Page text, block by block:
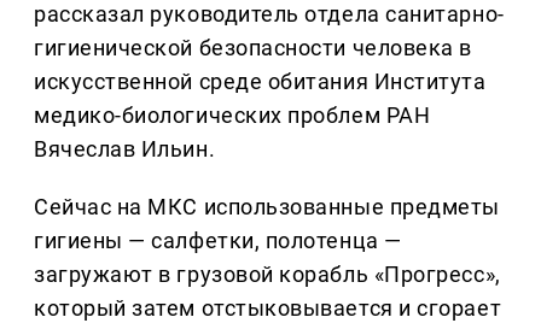
рассказал руководитель отдела санитарно-
гигиенической безопасности человека в
искусственной среде обитания Института
медико-биологических проблем РАН
Вячеслав Ильин.
Сейчас на МКС использованные предметы
гигиены — салфетки, полотенца —
загружают в грузовой корабль «Прогресс»,
который затем отстыковывается и сгорает